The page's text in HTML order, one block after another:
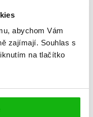
abychom Vám
zajímají. Souhlas s
na tlačítko